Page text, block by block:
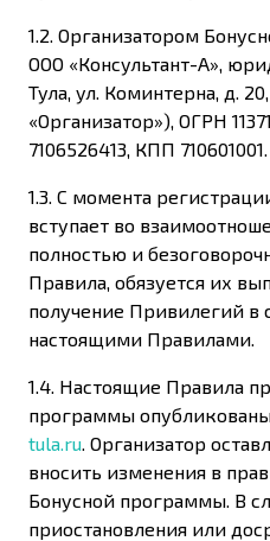
1.2. Организатором
ООО «Консультант-А»,
Тула, ул. Коминтерна, д.
«Организатор»), ОГРН
7106526413, КПП 710601001.
1.3. С момента
вступает во
полностью и
Правила, обязуется их
получение Привилегий в
настоящими Правилами.
1.4. Настоящие Правила
программы опубликованы
tula.ru . Организатор
вносить изменения в
Бонусной программы. В
приостановления или